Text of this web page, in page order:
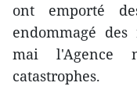
ont emporté
endommagé
mai l'Agence
catastrophes.